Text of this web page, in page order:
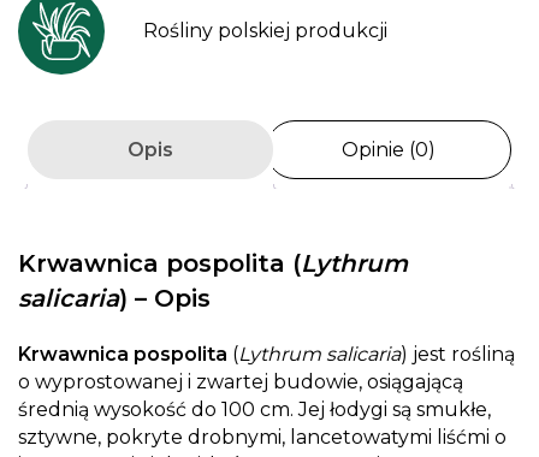
Rośliny polskiej produkcji
Opis Opinie (0)
Krwawnica pospolita (Lythrum
salicaria) – Opis
Krwawnica pospolita (Lythrum salicaria) jest rośliną
o wyprostowanej i zwartej budowie, osiągającą
średnią wysokość do 100 cm. Jej łodygi są smukłe,
sztywne, pokryte drobnymi, lancetowatymi liśćmi o